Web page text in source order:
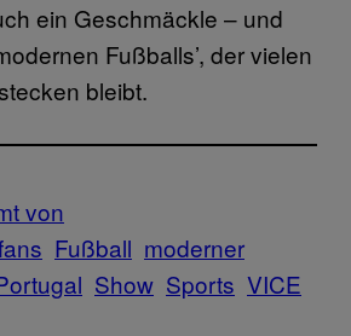
ein Geschmäckle – und
Fußballs’, der vielen
bleibt.
von
Fußball moderner
Show Sports VICE